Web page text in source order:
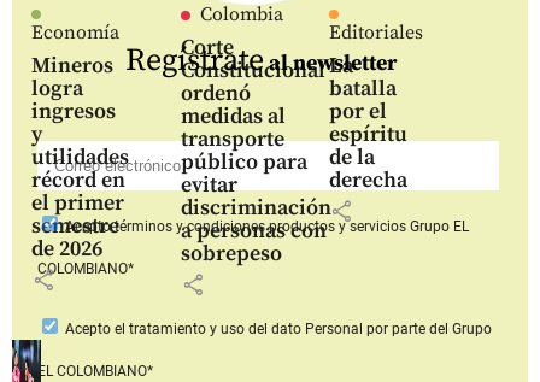
Economía
Mineros
logra
ingresos
y
utilidades
récord en
el primer
semestre
de 2026
share
Colombia
Corte
Constitucional
ordenó
medidas al
transporte
público para
evitar
discriminación
a personas con
sobrepeso
share
Editoriales
La
batalla
por el
espíritu
de la
derecha
share
Regístrateal newsletter
Aceptotérminos y condiciones productos y serviciosGrupo EL
COLOMBIANO*
Acepto el tratamiento y uso del dato Personal por parte del Grupo
EL COLOMBIANO*